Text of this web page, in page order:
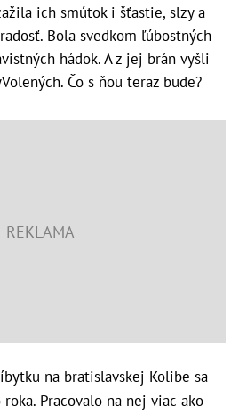
ich smútok i šťastie, slzy a
Bola svedkom ľúbostných
hádok. A z jej brán vyšli
Čo s ňou teraz bude?
na bratislavskej Kolibe sa
Pracovalo na nej viac ako